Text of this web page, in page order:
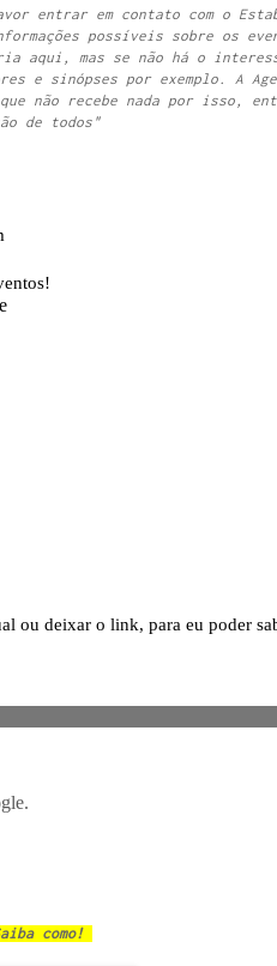
entrar em contato com o
possíveis sobre os
aqui, mas se não há o
e sinópses por exemplo. A
não recebe nada por isso,
de todos"
como!